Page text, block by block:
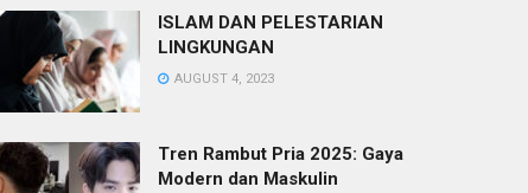
ISLAM DAN PELESTARIAN
LINGKUNGAN
AUGUST 4, 2023
Tren Rambut Pria 2025: Gaya
Modern dan Maskulin